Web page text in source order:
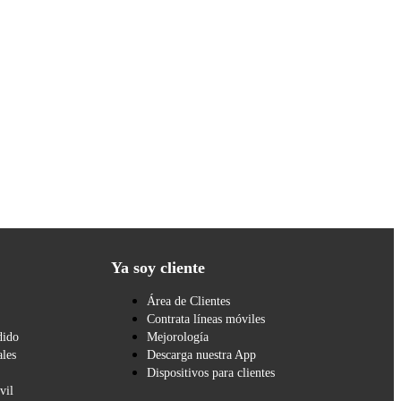
Ya soy cliente
Área de Clientes
Contrata líneas móviles
Mejorología
Descarga nuestra App
Dispositivos para clientes